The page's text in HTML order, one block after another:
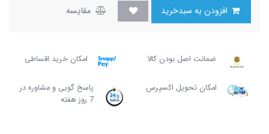
مقایسه
ضمانت اصل بودن کالا امکان خرید اقساطی
امکان تحویل اکسپرس
پاسخ گویی و مشاوره در
7 روز هفته